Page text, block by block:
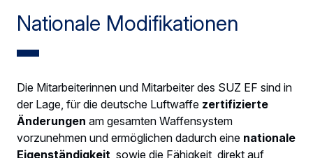
Nationale Modifikationen
Die Mitarbeiterinnen und Mitarbeiter des SUZ EF sind in
der Lage, für die deutsche Luftwaffe zertifizierte
Änderungen am gesamten Waffensystem
vorzunehmen und ermöglichen dadurch eine nationale
Eigenständigkeit, sowie die Fähigkeit, direkt auf